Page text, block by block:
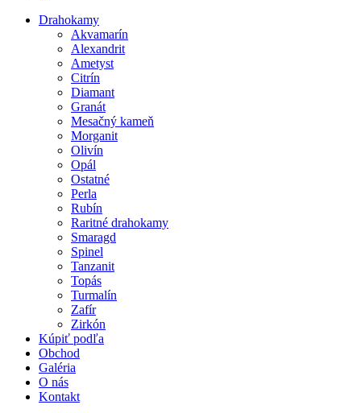
Close
Drahokamy
Akvamarín
Alexandrit
Ametyst
Citrín
Diamant
Granát
Mesačný kameň
Morganit
Olivín
Opál
Ostatné
Perla
Rubín
Raritné drahokamy
Smaragd
Spinel
Tanzanit
Topás
Turmalín
Zafír
Zirkón
Kúpiť podľa
Obchod
Galéria
O nás
Kontakt